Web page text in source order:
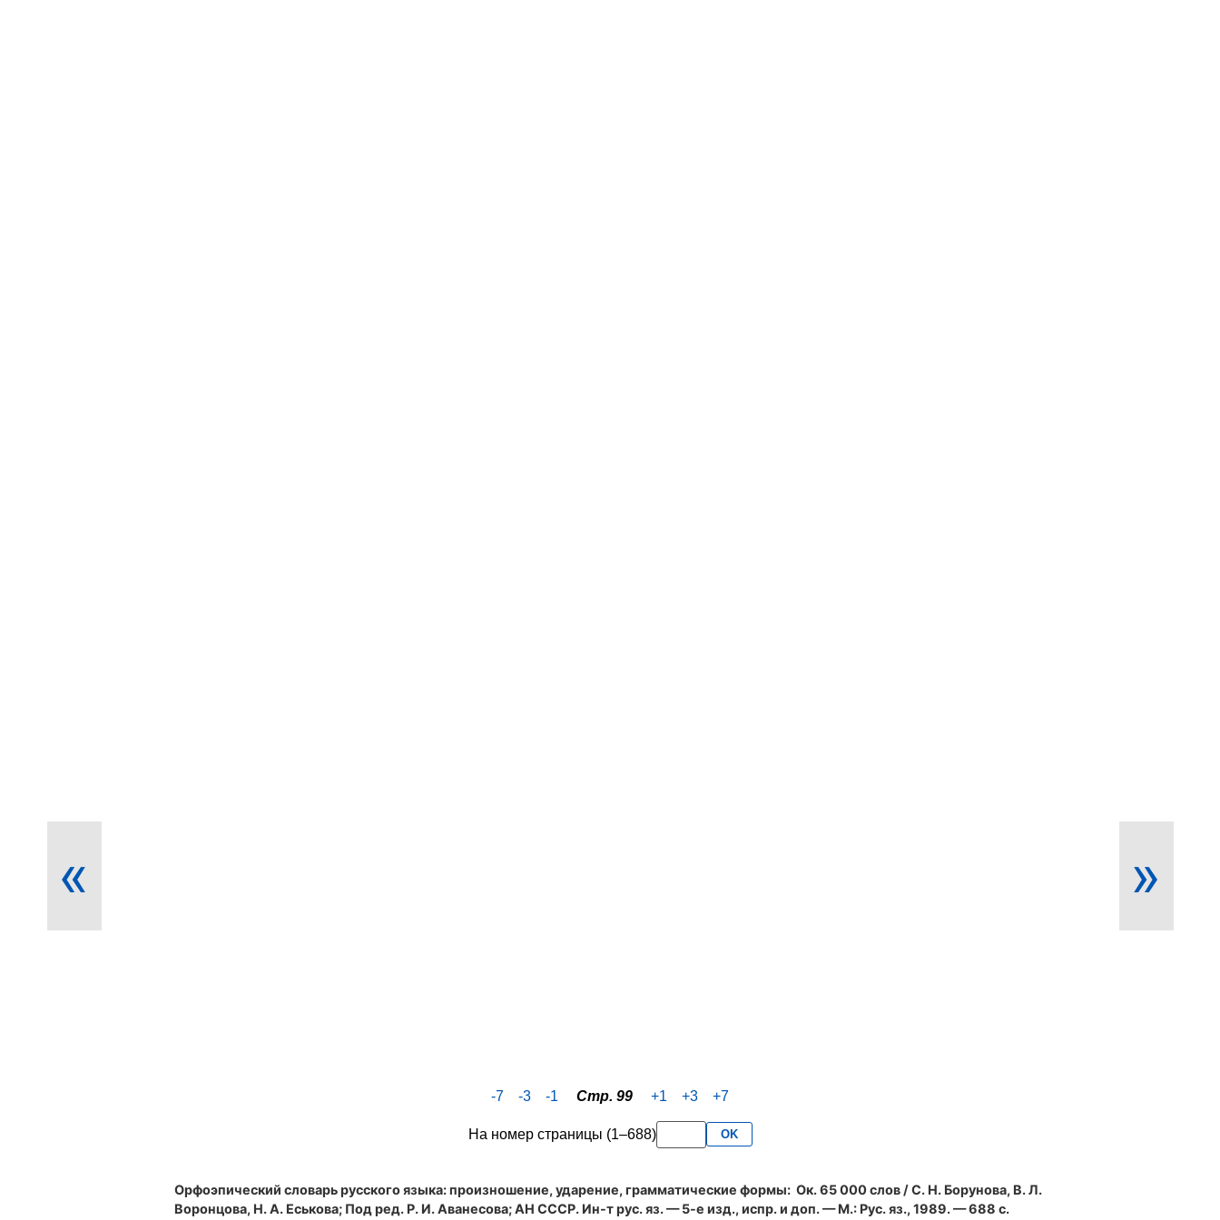
« »
-7 -3 -1 Стр. 99 +1 +3 +7
На номер страницы (1–688) OK
Орфоэпический словарь русского языка: произношение, ударение, грамматические формы: Ок. 65 000 слов / С. Н. Борунова, В. Л.
Воронцова, Н. А. Еськова; Под ред. Р. И. Аванесова; АН СССР. Ин-т рус. яз. — 5-е изд., испр. и доп. — М.: Рус. яз., 1989. — 688 с.